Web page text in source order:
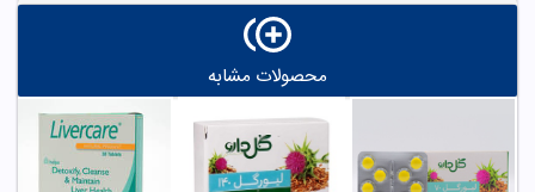
محصولات مشابه